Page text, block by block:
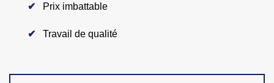
Prix imbattable
Travail de qualité